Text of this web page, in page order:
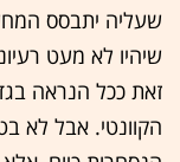
שעליה יתבסס
שיהיו לא מעט
זאת ככל הנראה
הקוונטי. אבל לא